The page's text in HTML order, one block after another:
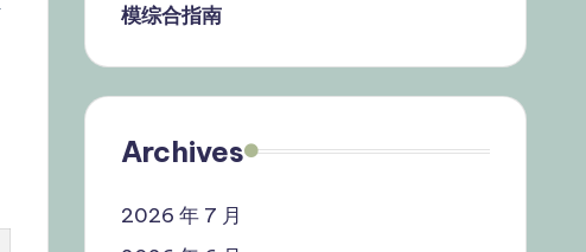
模综合指南
Archives
2026 年 7 月